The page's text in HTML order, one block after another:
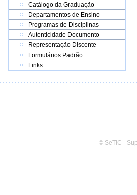
Catálogo da Graduação
Departamentos de Ensino
Programas de Disciplinas
Autenticidade Documento
Representação Discente
Formulários Padrão
Links
© SeTIC -